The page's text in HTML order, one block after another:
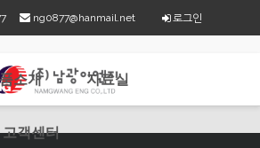
ng0877@hanmail.net 로그인
소개 자료실
고객센터